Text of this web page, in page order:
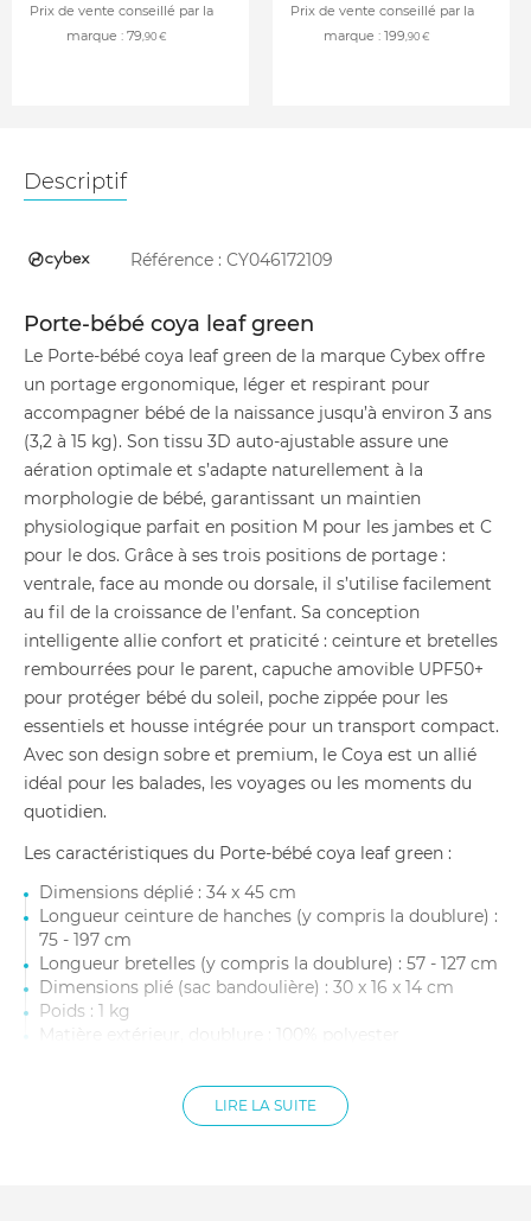
Prix de vente conseillé par la
marque : 79 ,90 €
Prix de vente conseillé par la
marque : 199 ,90 €
Descriptif
Référence : CY046172109
Porte-bébé coya leaf green
Le Porte-bébé coya leaf green de la marque Cybex offre
un portage ergonomique, léger et respirant pour
accompagner bébé de la naissance jusqu’à environ 3 ans
(3,2 à 15 kg). Son tissu 3D auto-ajustable assure une
aération optimale et s’adapte naturellement à la
morphologie de bébé, garantissant un maintien
physiologique parfait en position M pour les jambes et C
pour le dos. Grâce à ses trois positions de portage :
ventrale, face au monde ou dorsale, il s’utilise facilement
au fil de la croissance de l’enfant. Sa conception
intelligente allie confort et praticité : ceinture et bretelles
rembourrées pour le parent, capuche amovible UPF50+
pour protéger bébé du soleil, poche zippée pour les
essentiels et housse intégrée pour un transport compact.
Avec son design sobre et premium, le Coya est un allié
idéal pour les balades, les voyages ou les moments du
quotidien.
Les caractéristiques du Porte-bébé coya leaf green :
Dimensions déplié : 34 x 45 cm
Longueur ceinture de hanches (y compris la doublure) :
75 - 197 cm
Longueur bretelles (y compris la doublure) : 57 - 127 cm
Dimensions plié (sac bandoulière) : 30 x 16 x 14 cm
Poids : 1 kg
Matière extérieur, doublure : 100% polyester
Poids enfant : De 3,2 à 15 kg environ
Entretien : Lavable à la main uniquement avec un
LIRE LA SUITE